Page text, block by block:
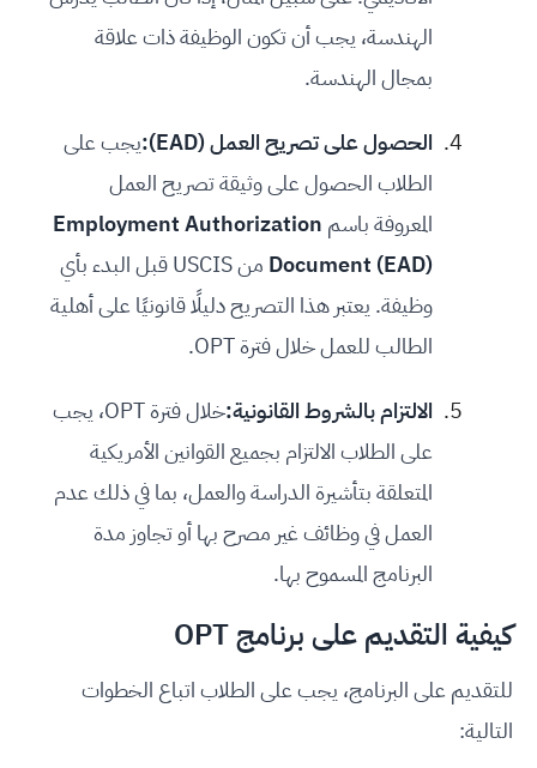
الهندسة، يجب أن تكون الوظيفة ذات علاقة
بمجال الهندسة.
الحصول على تصريح العمل (EAD):
يجب على
الطلاب الحصول على وثيقة تصريح العمل
المعروفة باسم Employment Authorization
Document (EAD)
من USCIS قبل البدء بأي
وظيفة. يعتبر هذا التصريح دليلًا قانونيًا على أهلية
الطالب للعمل خلال فترة OPT.
الالتزام بالشروط القانونية:
خلال فترة OPT، يجب
على الطلاب الالتزام بجميع القوانين الأمريكية
المتعلقة بتأشيرة الدراسة والعمل، بما في ذلك عدم
العمل في وظائف غير مصرح بها أو تجاوز مدة
البرنامج المسموح بها.
كيفية التقديم على برنامج OPT
للتقديم على البرنامج، يجب على الطلاب اتباع الخطوات
التالية: